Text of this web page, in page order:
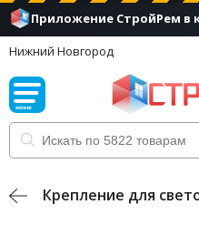
Приложение СтройРем в
Нижний Новгород
Крепление для